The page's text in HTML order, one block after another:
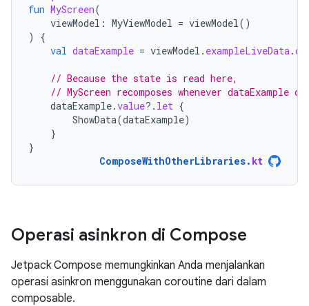
fun MyScreen(
viewModel : MyViewModel = viewModel()
)
{
val dataExample = viewModel . exampleLiveData.
// Because the state is read here,
// MyScreen recomposes whenever dataExample
dataExample.value?. let {
ShowData(dataExample)
}
}
ComposeWithOtherLibraries. kt
Operasi asinkron di Compose
Jetpack Compose memungkinkan Anda menjalankan
operasi asinkron menggunakan coroutine dari dalam
composable.